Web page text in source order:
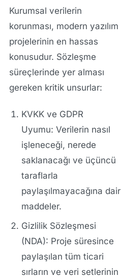
Kurumsal verilerin
korunması, modern yazılım
projelerinin en hassas
konusudur. Sözleşme
süreçlerinde yer alması
gereken kritik unsurlar:
KVKK ve GDPR
Uyumu: Verilerin nasıl
işleneceği, nerede
saklanacağı ve üçüncü
taraflarla
paylaşılmayacağına dair
maddeler.
Gizlilik Sözleşmesi
(NDA): Proje süresince
paylaşılan tüm ticari
sırların ve veri setlerinin